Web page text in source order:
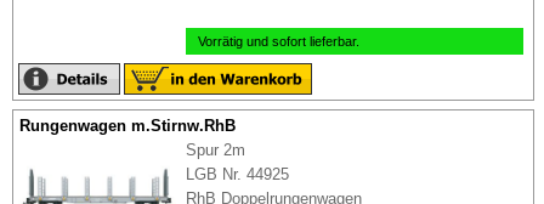
Vorrätig und sofort lieferbar.
Rungenwagen m.Stirnw.RhB
Spur 2m
LGB Nr. 44925
RhB Doppelrungenwagen